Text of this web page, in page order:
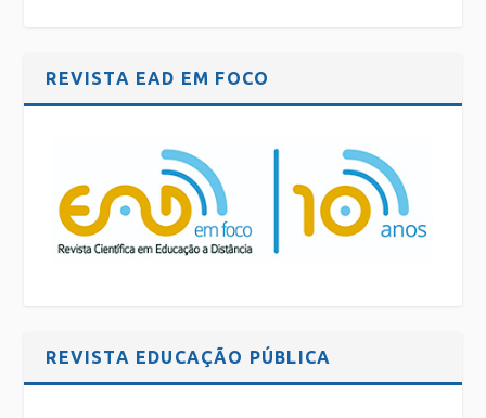
REVISTA EAD EM FOCO
REVISTA EDUCAÇÃO PÚBLICA